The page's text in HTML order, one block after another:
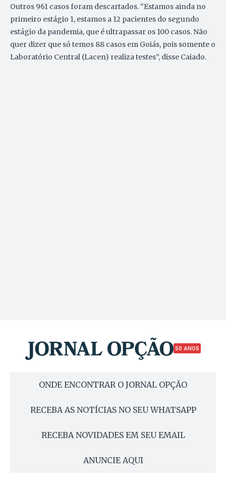
Outros 961 casos foram descartados. “Estamos ainda no
primeiro estágio 1, estamos a 12 pacientes do segundo
estágio da pandemia, que é ultrapassar os 100 casos. Não
quer dizer que só temos 88 casos em Goiás, pois somente o
Laboratório Central (Lacen) realiza testes”, disse Caiado.
50 ANOS
ONDE ENCONTRAR O JORNAL OPÇÃO
RECEBA AS NOTÍCIAS NO SEU WHATSAPP
RECEBA NOVIDADES EM SEU EMAIL
ANUNCIE AQUI